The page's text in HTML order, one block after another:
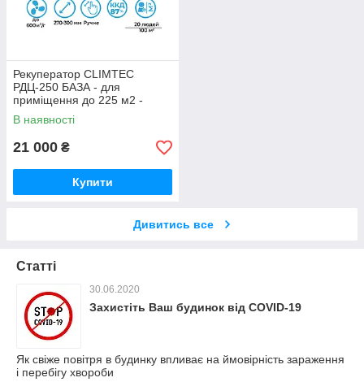
Рекуператор CLIMTEC
РДЦ-250 БАЗА - для
приміщення до 225 м2 -
децентралізоване
підключення
В наявності
21 000 ₴
Купити
Дивитись все
Статті
30.06.2020
Захистіть Ваш будинок від COVID-19
Як свіже повітря в будинку впливає на ймовірність зараження
і перебігу хвороби